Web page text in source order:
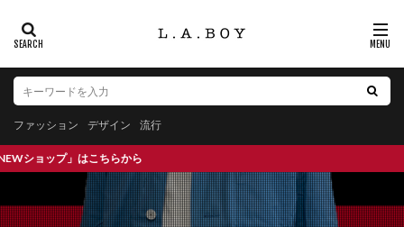
ファッション デザイン 流行